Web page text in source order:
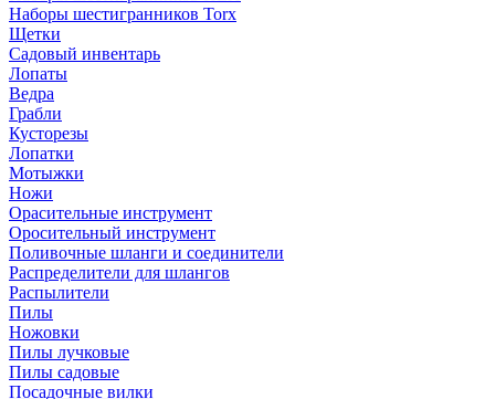
Наборы шестигранников Torx
Щетки
Садовый инвентарь
Лопаты
Ведра
Грабли
Кусторезы
Лопатки
Мотыжки
Ножи
Орасительные инструмент
Оросительный инструмент
Поливочные шланги и соединители
Распределители для шлангов
Распылители
Пилы
Ножовки
Пилы лучковые
Пилы садовые
Посадочные вилки